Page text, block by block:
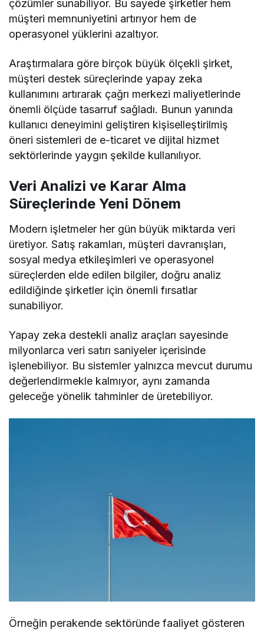
çözümler sunabiliyor. Bu sayede şirketler hem
müşteri memnuniyetini artırıyor hem de
operasyonel yüklerini azaltıyor.
Araştırmalara göre birçok büyük ölçekli şirket,
müşteri destek süreçlerinde yapay zeka
kullanımını artırarak çağrı merkezi maliyetlerinde
önemli ölçüde tasarruf sağladı. Bunun yanında
kullanıcı deneyimini geliştiren kişiselleştirilmiş
öneri sistemleri de e-ticaret ve dijital hizmet
sektörlerinde yaygın şekilde kullanılıyor.
Veri Analizi ve Karar Alma
Süreçlerinde Yeni Dönem
Modern işletmeler her gün büyük miktarda veri
üretiyor. Satış rakamları, müşteri davranışları,
sosyal medya etkileşimleri ve operasyonel
süreçlerden elde edilen bilgiler, doğru analiz
edildiğinde şirketler için önemli fırsatlar
sunabiliyor.
Yapay zeka destekli analiz araçları sayesinde
milyonlarca veri satırı saniyeler içerisinde
işlenebiliyor. Bu sistemler yalnızca mevcut durumu
değerlendirmekle kalmıyor, aynı zamanda
geleceğe yönelik tahminler de üretebiliyor.
Örneğin perakende sektöründe faaliyet gösteren